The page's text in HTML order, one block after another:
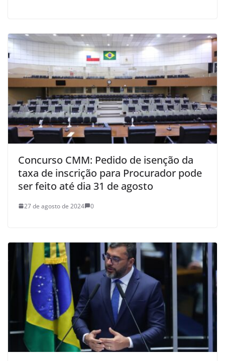
Concurso CMM: Pedido de isenção da
taxa de inscrição para Procurador pode
ser feito até dia 31 de agosto
27 de agosto de 2024 0